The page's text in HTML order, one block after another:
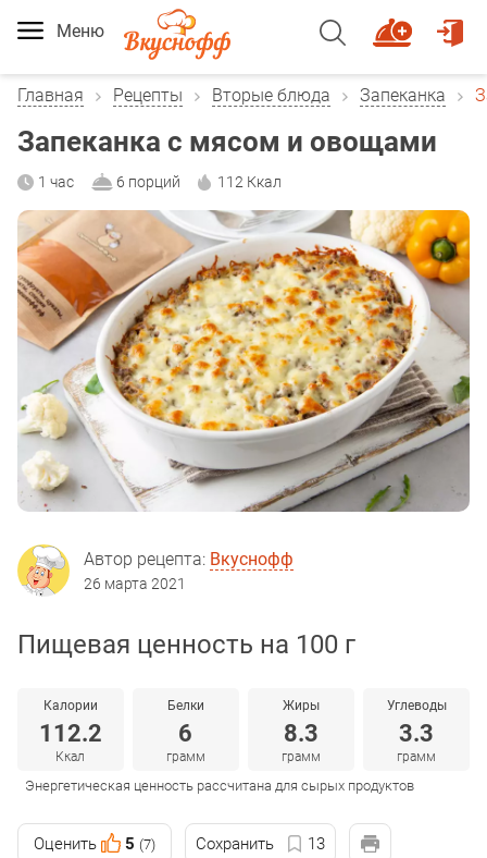
Меню
Главная Рецепты Вторые блюда Запеканка
Запеканка с мясом и овощами
1 час 6 порций 112 Ккал
Автор рецепта: Вкуснофф
26 марта 2021
Пищевая ценность на 100 г
Калории
112.2
Ккал
Белки
6
грамм
Жиры
8.3
грамм
Углеводы
3.3
грамм
Энергетическая ценность рассчитана для сырых продуктов
Оценить 5 (7) Сохранить 13